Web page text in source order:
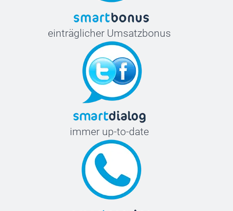
einträglicher Umsatzbonus
immer up-to-date